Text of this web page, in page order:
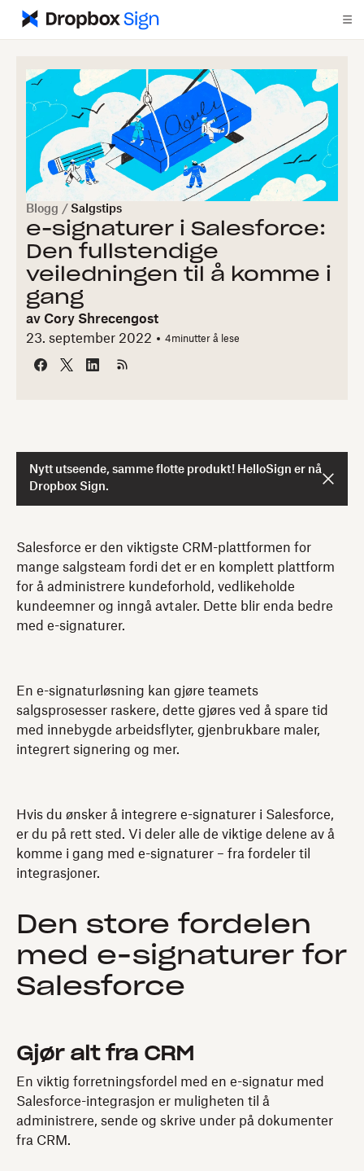
Blogg / Salgstips
e-signaturer i Salesforce:
Den fullstendige
veiledningen til å komme i
gang
av Cory Shrecengost
23. september 2022
4minutter å lese
Nytt utseende, samme flotte produkt! HelloSign er nå
Dropbox Sign.
Salesforce er den viktigste CRM-plattformen for
mange salgsteam fordi det er en komplett plattform
for å administrere kundeforhold, vedlikeholde
kundeemner og inngå avtaler. Dette blir enda bedre
med e-signaturer.
En e-signaturløsning kan gjøre teamets
salgsprosesser raskere, dette gjøres ved å spare tid
med innebygde arbeidsflyter, gjenbrukbare maler,
integrert signering og mer.
Hvis du ønsker å integrere e-signaturer i Salesforce,
er du på rett sted. Vi deler alle de viktige delene av å
komme i gang med e-signaturer – fra fordeler til
integrasjoner.
Den store fordelen
med e-signaturer for
Salesforce
Gjør alt fra CRM
En viktig forretningsfordel med en e-signatur med
Salesforce-integrasjon er muligheten til å
administrere, sende og skrive under på dokumenter
fra CRM.